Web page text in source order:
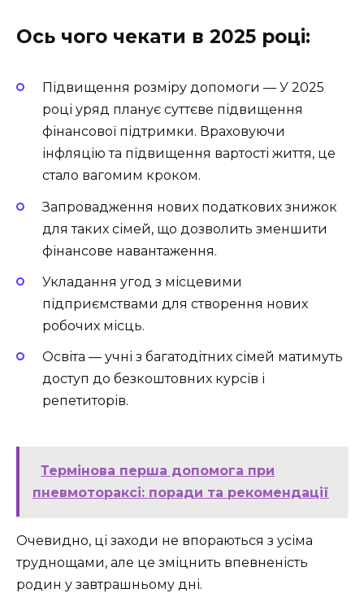
Ось чого чекати в 2025 році:
Підвищення розміру допомоги — У 2025
році уряд планує суттєве підвищення
фінансової підтримки. Враховуючи
інфляцію та підвищення вартості життя, це
стало вагомим кроком.
Запровадження нових податкових знижок
для таких сімей, що дозволить зменшити
фінансове навантаження.
Укладання угод з місцевими
підприємствами для створення нових
робочих місць.
Освіта — учні з багатодітних сімей матимуть
доступ до безкоштовних курсів і
репетиторів.
Термінова перша допомога при
пневмотораксі: поради та рекомендації
Очевидно, ці заходи не впораються з усіма
труднощами, але це зміцнить впевненість
родин у завтрашньому дні.